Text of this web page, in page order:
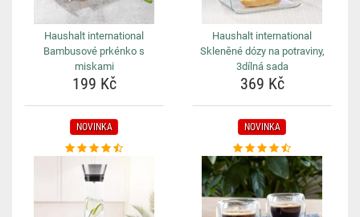
Haushalt international
Bambusové prkénko s
miskami
199 Kč
Haushalt international
Skleněné dózy na potraviny,
3dílná sada
369 Kč
NOVINKA NOVINKA